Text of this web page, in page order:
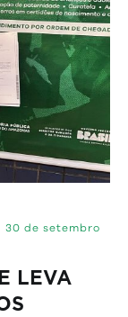
30 de setembro
LEVA